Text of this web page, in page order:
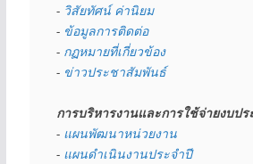
- วิสัยทัศน์ ค่านิยม
- ข้อมูลการติดต่อ
- กฏหมายที่เกี่ยวข้อง
- ข่าวประชาสัมพันธ์
การบริหารงานและการใช้จ่ายงบป
- แผนพัฒนาหน่วยงาน
- แผนดำเนินงานประจำปี